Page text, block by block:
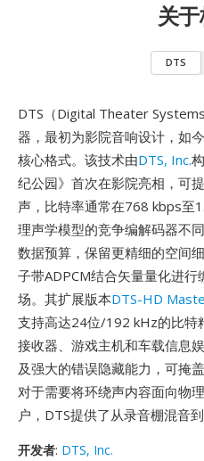
关
DTS
DTS（Digital Theater
器，最初为影院音响设计，如
核心格式。该技术由DTS, Inc.
纪公园》首次在影院亮相，可
声，比特率通常在768 kbps至
理声学模型的竞争编解码器不
数据预算，保留更精细的空间
子带ADPCM结合矢量量化进
场。其扩展版本DTS-HD
支持高达24位/192 kHz的比特
接收器、游戏主机和车载信息
及强大的错误隐藏能力，可掩
对于需要将环绕声内容面向物
户，DTS提供了从录音棚混音
开发者: DTS, Inc.